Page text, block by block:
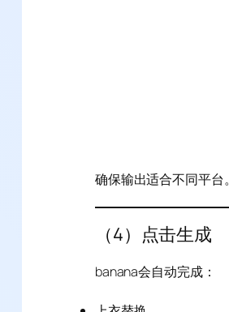
确保输出适合不同平台。
（4）点击生成
banana会自动完成：